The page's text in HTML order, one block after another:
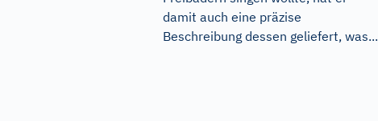
damit auch eine präzise
Beschreibung dessen geliefert, was...